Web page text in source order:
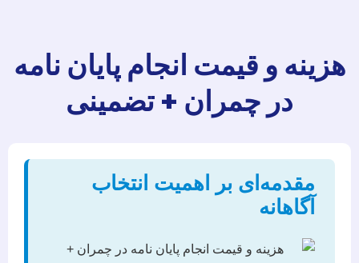
هزینه و قیمت انجام پایان نامه
در چمران + تضمینی
مقدمه‌ای بر اهمیت انتخاب
آگاهانه